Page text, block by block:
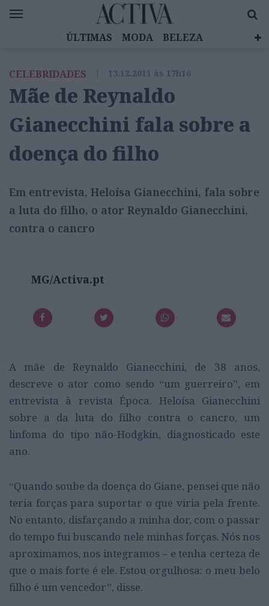
ÚLTIMAS MODA
BELEZA
EMOÇÕES
MULHERES INSPIRADORAS
DIZ QUEM SABE
ACTIVA BRAND STUDIO
CELEBRIDADES | 13.12.2011 às 17h16
Mãe de Reynaldo
Gianecchini fala sobre a
doença do filho
Em entrevista, Heloísa Gianecchini, fala sobre
a luta do filho, o ator Reynaldo Gianecchini,
contra o cancro
MG/Activa.pt
A mãe de Reynaldo Gianecchini, de 38 anos,
descreve o ator como sendo “um guerreiro”, em
entrevista à revista Época. Heloísa Gianecchini
sobre a da luta do filho contra o cancro, um
linfoma do tipo não-Hodgkin, diagnosticado este
ano.
“Quando soube da doença do Giane, pensei que não
teria forças para suportar o que viria pela frente.
No entanto, disfarçando a minha dor, com o passar
do tempo fui buscando nele minhas forças. Nós nos
aproximamos, nos integramos – e tenha certeza de
que o mais forte é ele. Estou orgulhosa: o meu belo
filho é um vencedor”, disse.